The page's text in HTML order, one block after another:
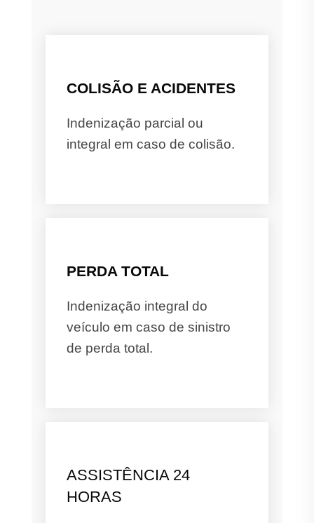
COLISÃO E ACIDENTES
Indenização parcial ou
integral em caso de colisão.
PERDA TOTAL
Indenização integral do
veículo em caso de sinistro
de perda total.
ASSISTÊNCIA 24
HORAS